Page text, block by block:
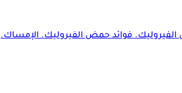
الفيروليك. فوائد حمض الفيروليك. الإمساك.